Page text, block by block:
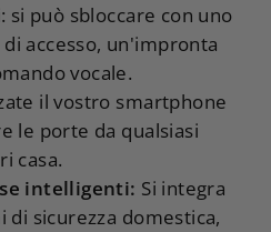
si può sbloccare con uno
accesso, un'impronta
vocale.
il vostro smartphone
le porte da qualsiasi
casa.
intelligenti: Si integra
sicurezza domestica,